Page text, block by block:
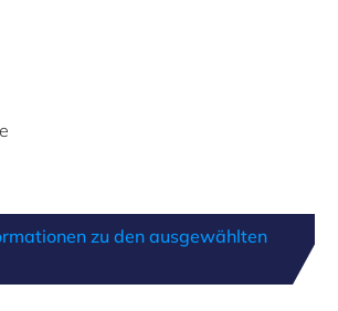
zu den ausgewählten